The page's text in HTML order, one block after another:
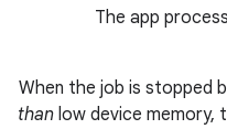
The app
When the job is stopped
than low device memory,